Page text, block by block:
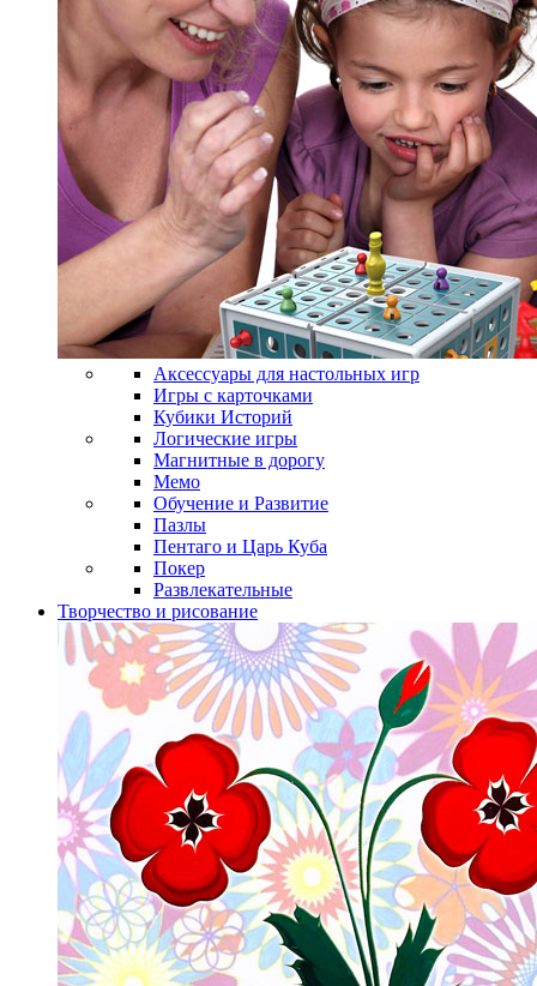
Аксессуары для настольных игр
Игры с карточками
Кубики Историй
Логические игры
Магнитные в дорогу
Мемо
Обучение и Развитие
Пазлы
Пентаго и Царь Куба
Покер
Развлекательные
Творчество и рисование